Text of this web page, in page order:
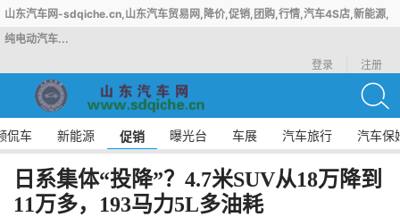
山东汽车网-sdqiche.cn,山东汽车贸易网,降价,促销,团购,行情,汽车4S店,新能源,
纯电动汽车...
登录
注册
侃车 新能源 促销 曝光台 车展 汽车旅行 汽车保
日系集体“投降”？4.7米SUV从18万降到
11万多，193马力5L多油耗